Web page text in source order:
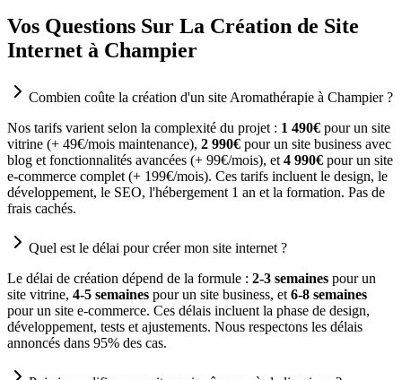
Vos Questions Sur La Création de Site
Internet à Champier
Combien coûte la création d'un site Aromathérapie à Champier ?
Nos tarifs varient selon la complexité du projet : 1 490€ pour un site
vitrine (+ 49€/mois maintenance), 2 990€ pour un site business avec
blog et fonctionnalités avancées (+ 99€/mois), et 4 990€ pour un site
e-commerce complet (+ 199€/mois). Ces tarifs incluent le design, le
développement, le SEO, l'hébergement 1 an et la formation. Pas de
frais cachés.
Quel est le délai pour créer mon site internet ?
Le délai de création dépend de la formule : 2-3 semaines pour un
site vitrine, 4-5 semaines pour un site business, et 6-8 semaines
pour un site e-commerce. Ces délais incluent la phase de design,
développement, tests et ajustements. Nous respectons les délais
annoncés dans 95% des cas.